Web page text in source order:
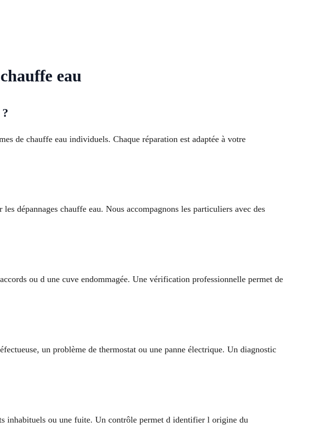
eau
de chauffe eau individuels. Chaque réparation est adaptée à votre
dépannages chauffe eau. Nous accompagnons les particuliers avec des
ou d une cuve endommagée. Une vérification professionnelle permet de
un problème de thermostat ou une panne électrique. Un diagnostic
inhabituels ou une fuite. Un contrôle permet d identifier l origine du